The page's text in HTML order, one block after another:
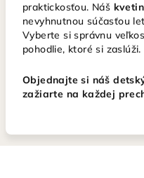
praktickosťou. Náš
nevyhnutnou súčasťou
Vyberte si správnu
pohodlie, ktoré si zaslúži.
Objednajte si náš
zažiarte na každej